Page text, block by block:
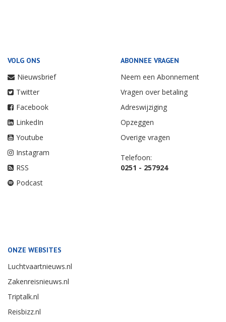
VOLG ONS
Nieuwsbrief
Twitter
Facebook
LinkedIn
Youtube
Instagram
RSS
Podcast
ABONNEE VRAGEN
Neem een Abonnement
Vragen over betaling
Adreswijziging
Opzeggen
Overige vragen
Telefoon:
0251 - 257924
ONZE WEBSITES
Luchtvaartnieuws.nl
Zakenreisnieuws.nl
Triptalk.nl
Reisbizz.nl